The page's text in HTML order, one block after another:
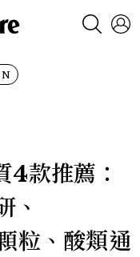
款推薦：
、
粒、酸類通